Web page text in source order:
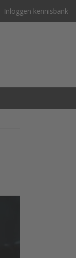
Inloggen kennisbank